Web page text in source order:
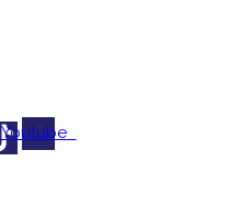
Youtube